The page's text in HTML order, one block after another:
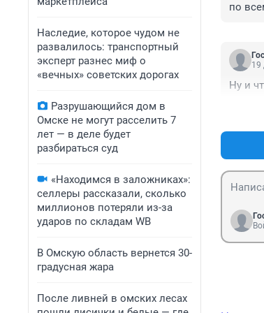
Наследие, которое чудом не
развалилось: транспортный
эксперт разнес миф о
«вечных» советских дорогах
Разрушающийся дом в
Омске не могут расселить 7
лет — в деле будет
разбираться суд
«Находимся в заложниках»:
селлеры рассказали, сколько
миллионов потеряли из-за
ударов по складам WB
В Омскую область вернется 30-
градусная жара
После ливней в омских лесах
по
19
Ну и